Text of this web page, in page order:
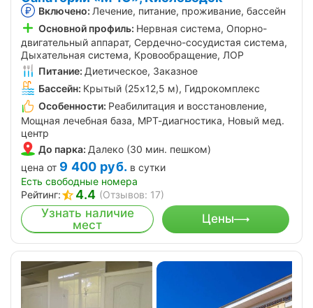
Включено: Лечение, питание, проживание, бассейн
Основной профиль: Нервная система, Опорно-
двигательный аппарат, Сердечно-сосудистая система,
Дыхательная система, Кровообращение, ЛОР
Питание: Диетическое, Заказное
Бассейн: Крытый (25х12,5 м), Гидрокомплекс
Особенности: Реабилитация и восстановление,
Мощная лечебная база, МРТ-диагностика, Новый мед.
центр
До парка: Далеко (30 мин. пешком)
цена от 9 400 руб. в сутки
Есть свободные номера
Рейтинг:
4.4 (Отзывов: 17)
Узнать наличие
мест
Цены